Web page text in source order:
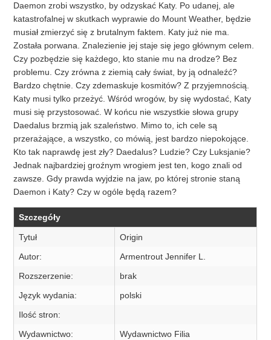
Daemon zrobi wszystko, by odzyskać Katy. Po udanej, ale
katastrofalnej w skutkach wyprawie do Mount Weather, będzie
musiał zmierzyć się z brutalnym faktem. Katy już nie ma.
Została porwana. Znalezienie jej staje się jego głównym celem.
Czy pozbędzie się każdego, kto stanie mu na drodze? Bez
problemu. Czy zrówna z ziemią cały świat, by ją odnaleźć?
Bardzo chętnie. Czy zdemaskuje kosmitów? Z przyjemnością.
Katy musi tylko przeżyć. Wśród wrogów, by się wydostać, Katy
musi się przystosować. W końcu nie wszystkie słowa grupy
Daedalus brzmią jak szaleństwo. Mimo to, ich cele są
przerażające, a wszystko, co mówią, jest bardzo niepokojące.
Kto tak naprawdę jest zły? Daedalus? Ludzie? Czy Luksjanie?
Jednak najbardziej groźnym wrogiem jest ten, kogo znali od
zawsze. Gdy prawda wyjdzie na jaw, po której stronie staną
Daemon i Katy? Czy w ogóle będą razem?
Szczegóły
Tytuł
Origin
Autor:
Armentrout Jennifer L.
Rozszerzenie:
brak
Język wydania:
polski
Ilość stron:
Wydawnictwo:
Wydawnictwo Filia